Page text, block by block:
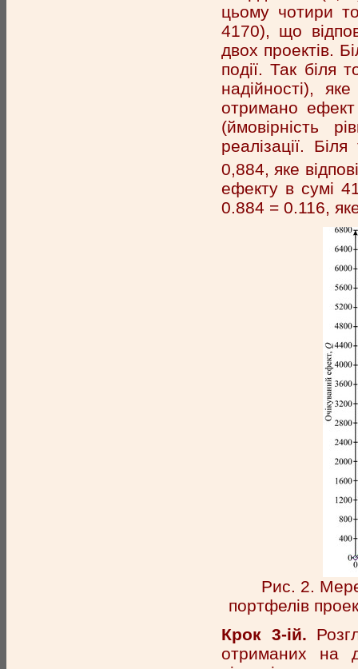
цьому чотири
4170), що
двох проектів.
події. Так біля
надійності),
отримано
(ймовірність
реалізації.
0,884, яке
ефекту в сумі
0.884 = 0.116, яке
Рис. 2.
портфелів
Крок 3-ій.
отриманих на